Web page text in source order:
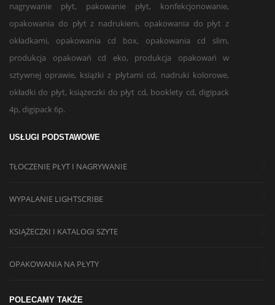
nagrywanie płyt, pakowanie płyt, konfekcjonowanie,
opakowania do płyt z nadrukiem, opakowania do płyt z
okładkami, opakowania cd box, opakowania cd slim,
produkcja opakowań cd eko, produkcja opakowań w
sztywnej oprawie, książki z płytami cd, nadruki kolorowe,
okładki do płyt, książeczki do płyt cd, booklety cd, digipack
4p, digipack 6p.
USŁUGI PODSTAWOWE
TŁOCZENIE PŁYT I NAGRYWANIE
WYPALANIE LIGHTSCRIBE
KSIĄŻECZKI I KATALOGI SZYTE
OPAKOWANIA NA PŁYTY
POLECAMY TAKŻE